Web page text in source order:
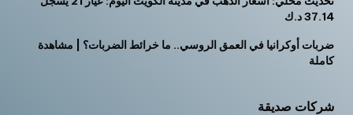
37.14 د.ك
ضربات أوكرانيا في العمق الروسي.. ما خرائط الضربات؟ | مشاهدة
كاملة
شركات صديقة